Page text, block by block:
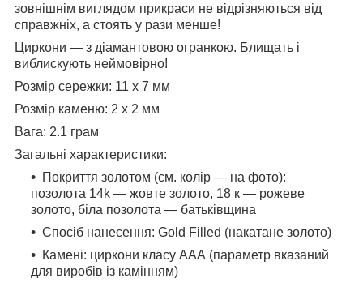
зовнішнім виглядом прикраси не відрізняються від
справжніх, а стоять у рази менше!
Циркони — з діамантовою огранкою. Блищать і
виблискують неймовірно!
Розмір сережки: 11 x 7 мм
Розмір каменю: 2 х 2 мм
Вага: 2.1 грам
Загальні характеристики:
Покриття золотом (см. колір — на фото):
позолота 14k — жовте золото, 18 к — рожеве
золото, біла позолота — батьківщина
Спосіб нанесення: Gold Filled (накатане золото)
Камені: циркони класу ААА (параметр вказаний
для виробів із камінням)